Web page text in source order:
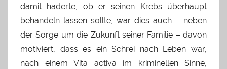
damit haderte, ob er seinen Krebs überhaupt
behandeln lassen sollte, war dies auch – neben
der Sorge um die Zukunft seiner Familie – davon
motiviert, dass es ein Schrei nach Leben war,
nach einem Vita activa im kriminellen Sinne,